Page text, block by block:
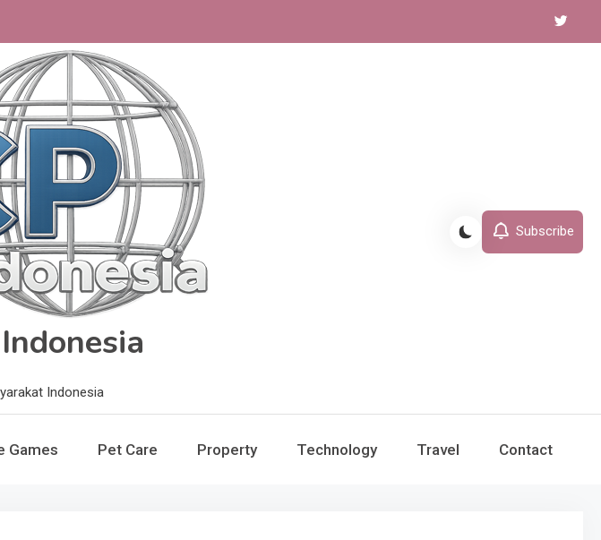
Indonesia
Subscribe
Games Pet Care Property Technology Travel Contact